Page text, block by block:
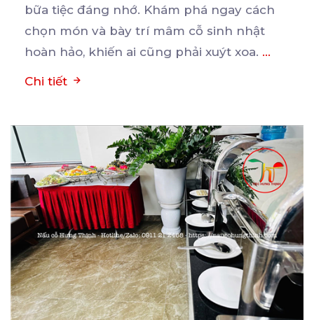
bữa tiệc đáng nhớ. Khám phá ngay cách
chọn món và bày trí mâm cỗ sinh nhật
hoàn hảo, khiến ai cũng phải xuýt xoa. ...
Chi tiết